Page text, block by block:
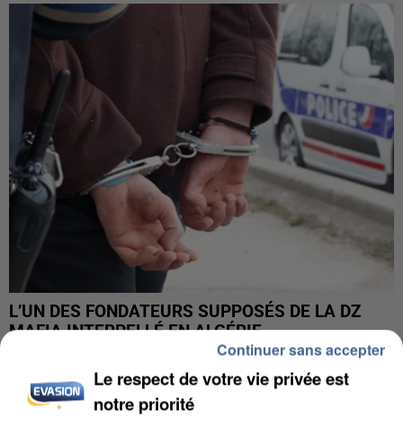
L’UN DES FONDATEURS SUPPOSÉS DE LA DZ
MAFIA INTERPELLÉ EN ALGÉRIE
Le respect de votre vie privée est
notre priorité
Continuer sans accepter